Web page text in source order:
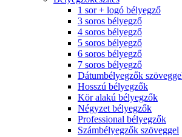
1 sor + logó bélyegző
3 soros bélyegző
4 soros bélyegző
5 soros bélyegző
6 soros bélyegző
7 soros bélyegző
Dátumbélyegzők
Hosszú bélyegzők
Kör alakú bélyegzők
Négyzet bélyegzők
Professional bélyegzők
Számbélyegzők szöveggel